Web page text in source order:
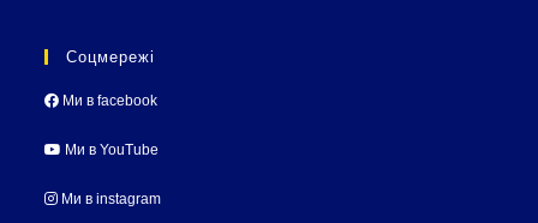
Соцмережі
Ми в facebook
Ми в YouTube
Ми в instagram